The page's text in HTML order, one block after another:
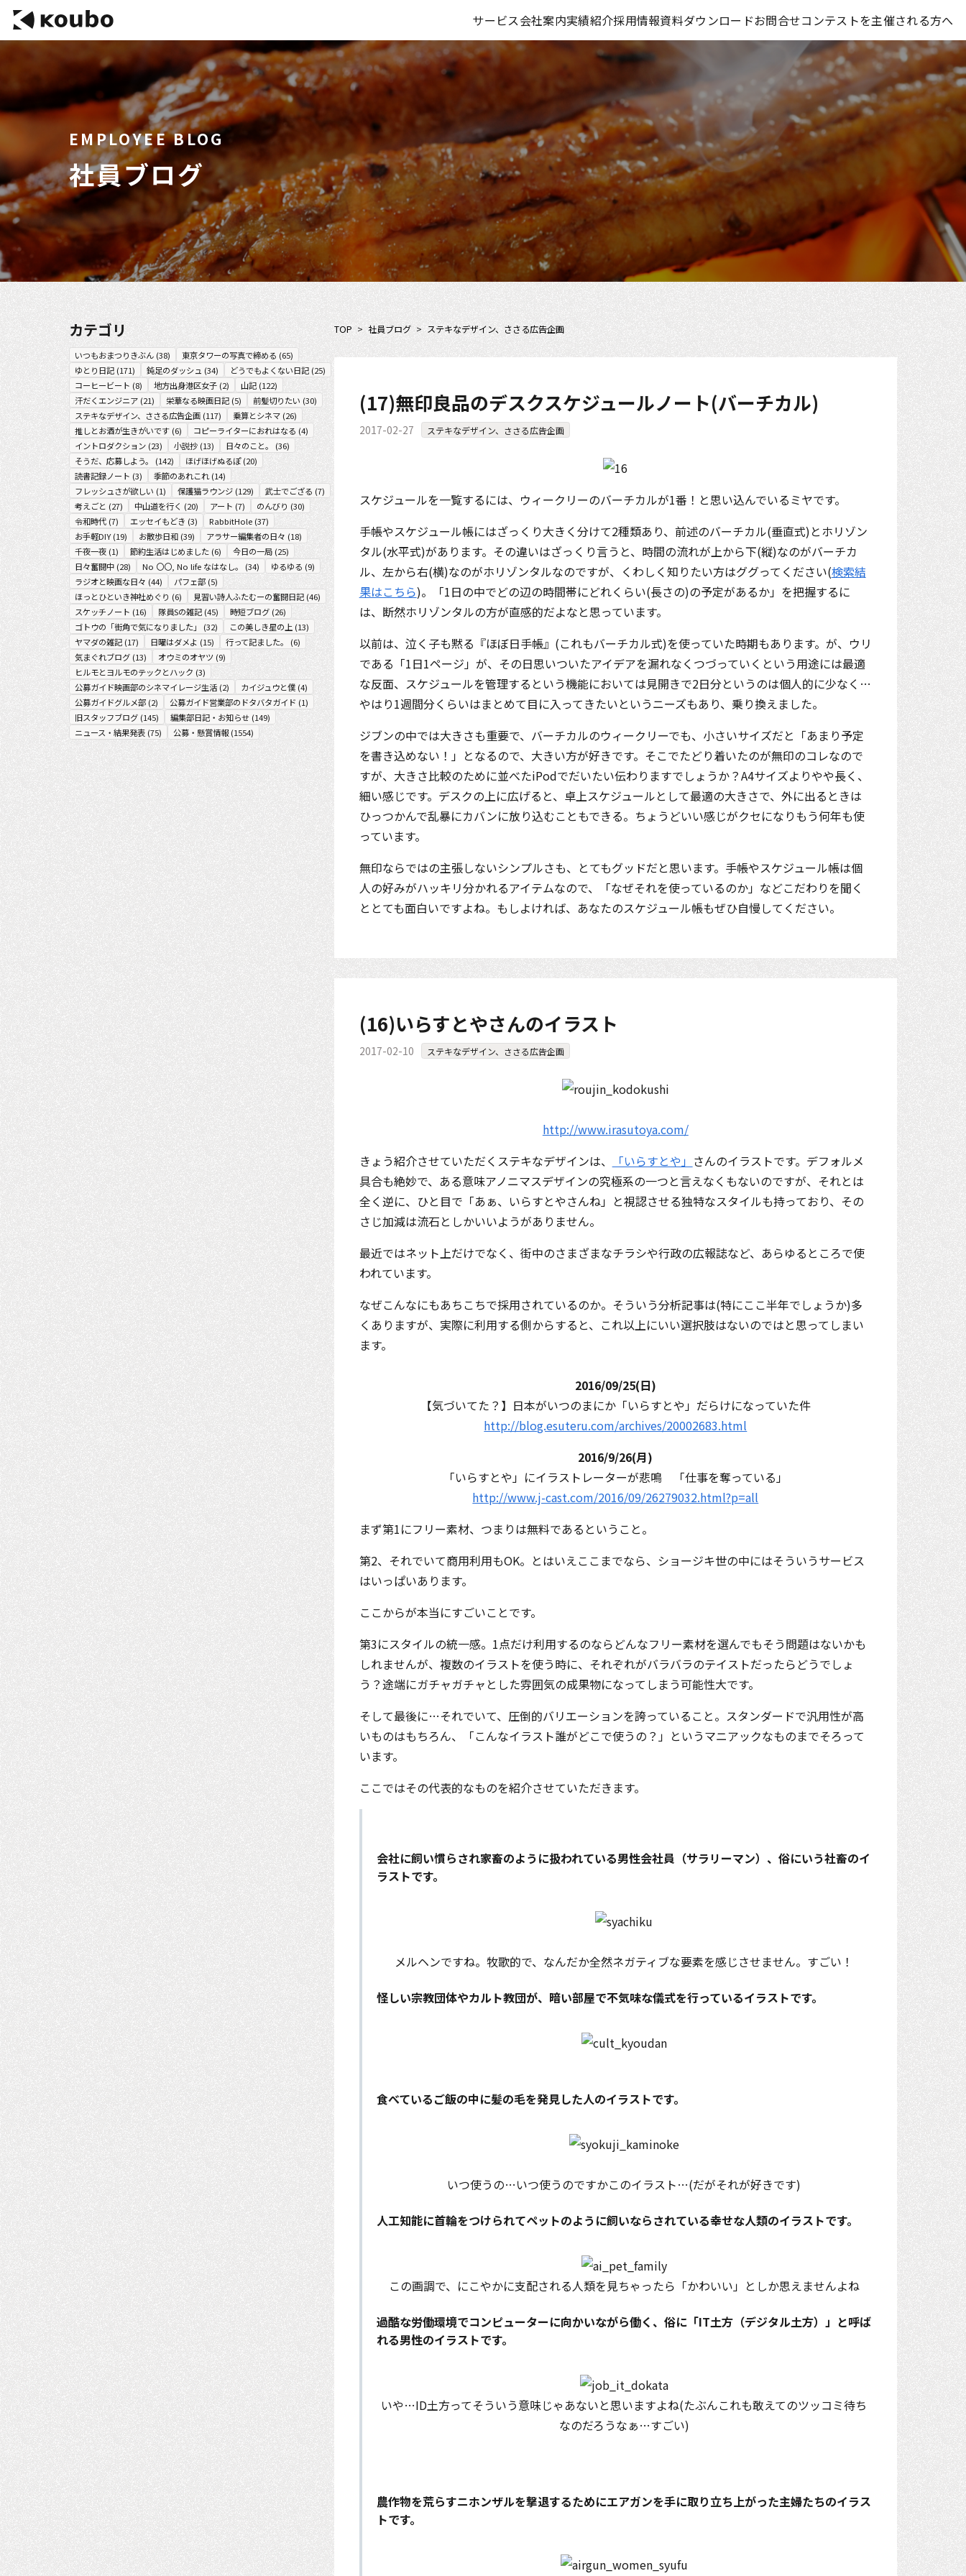
サービス会社案内実績紹介採用情報資料ダウンロードお問合せコンテストを主催される方へ
EMPLOYEE BLOG
社員ブログ
カテゴリ
いつもおまつりきぶん(38) 東京タワーの写真で締める (65)
ゆとり日記(171) 鈍足のダッシュ (34) どうでもよくない日記(25)
コーヒービート (8) 地方出身港区女子(2) 山記(122)
汗だくエンジニア(21) 栄華なる映画日記(5) 前髪切りたい (30)
ステキなデザイン、ささる広告企画(117) 乗算とシネマ(26)
推しとお酒が生きがいです(6) コピーライターにおれはなる (4)
イントロダクション(23) 小説抄(13) 日々のこと。 (36)
そうだ、応募しよう。
(142) ほげほげぬるぽ(20)
読書記録ノート (3) 季節のあれこれ(14)
フレッシュさが欲しい (1) 保護猫ラウンジ(129) 武士でござる (7)
考えごと (27) 中山道を行く (20) アート (7) のんびり (30)
令和時代(7) エッセイもどき (3) RabbitHole(37)
お手軽DIY(19) お散歩日和(39) アラサー編集者の日々 (18)
千夜一夜(1) 節約生活はじめました(6) 今日の一局(25)
日々奮闘中(28) No 〇〇, No life なはなし。 (34) ゆるゆる (9)
ラジオと映画な日々 (44) パフェ部(5)
ほっとひといき神社めぐり (6) 見習い詩人ふたむーの奮闘日記(46)
スケッチノート (16) 隊員Sの雑記(45) 時短ブログ(26)
ゴトウの「街角で気になりました」
(32) この美しき星の上 (13)
ヤマダの雑記(17) 日曜はダメよ (15) 行って記ました。 (6)
気まぐれブログ(13) オウミのオヤツ (9)
ヒルモとヨルモのテックとハック (3)
公募ガイド映画部のシネマイレージ生活(2) カイジュウと僕(4)
公募ガイドグルメ部(2) 公募ガイド営業部のドタバタガイド (1)
旧スタッフブログ(145) 編集部日記・お知らせ(149)
ニュース・結果発表(75) 公募・懸賞情報(1554)
TOP > 社員ブログ > ステキなデザイン、ささる広告企画
(17)無印良品のデスクスケジュールノート(バーチカル)
2017-02-27 ステキなデザイン、ささる広告企画
スケジュールを一覧するには、ウィークリーのバーチカルが1番！と思い込んでいるミヤです。
手帳やスケジュール帳にはざっくり大きく分けて2種類あり、前述のバーチカル(垂直式)とホリゾン
タル(水平式)があります。その違いはざっくり言うと、時間の流れが上から下(縦)なのがバーチカ
ル、左から右(横)なのがホリゾンタルなのですが、くわしく知りたい方はググってください(検索結
果はこちら)。「1日の中でどの辺の時間帯にどれくらい(長さの)の予定があるか」を把握するに
は、断然ホリゾンタルの方が直感的だよなと思っています。
以前は、泣く子も黙る『ほぼ日手帳』(これもバーチカル式)を使っていた時期もあります。が、ウリ
である「1日1ページ」が、その日思いついたアイデアを漏れなくつづっていくという用途には最適
な反面、スケジュールを管理するという機能においては見開きで2日分というのは個人的に少なく…
やはり1週間分くらいはまとめて目に入ってきたいというニーズもあり、乗り換えました。
ジブンの中では大きさも重要で、バーチカルのウィークリーでも、小さいサイズだと「あまり予定
を書き込めない！」となるので、大きい方が好きです。そこでたどり着いたのが無印のコレなので
すが、大きさ比較のために並べたiPodでだいたい伝わりますでしょうか？A4サイズよりやや長く、
細い感じです。デスクの上に広げると、卓上スケジュールとして最適の大きさで、外に出るときは
ひっつかんで乱暴にカバンに放り込むこともできる。ちょうどいい感じがクセになりもう何年も使
っています。
無印ならではの主張しないシンプルさも、とてもグッドだと思います。手帳やスケジュール帳は個
人の好みがハッキリ分かれるアイテムなので、「なぜそれを使っているのか」などこだわりを聞く
ととても面白いですよね。もしよければ、あなたのスケジュール帳もぜひ自慢してください。
(16)いらすとやさんのイラスト
2017-02-10 ステキなデザイン、ささる広告企画
http://www.irasutoya.com/
きょう紹介させていただくステキなデザインは、
「いらすとや」 さんのイラストです。デフォルメ
具合も絶妙で、ある意味アノニマスデザインの究極系の一つと言えなくもないのですが、それとは
全く逆に、ひと目で「あぁ、いらすとやさんね」と視認させる独特なスタイルも持っており、その
さじ加減は流石としかいいようがありません。
最近ではネット上だけでなく、街中のさまざまなチラシや行政の広報誌など、あらゆるところで使
われています。
なぜこんなにもあちこちで採用されているのか。そういう分析記事は(特にここ半年でしょうか)多
くありますが、実際に利用する側からすると、これ以上にいい選択肢はないのではと思ってしまい
ます。
2016/09/25(日)
【気づいてた？】日本がいつのまにか「いらすとや」だらけになっていた件
http://blog.esuteru.com/archives/20002683.html
2016/9/26(月)
「いらすとや」にイラストレーターが悲鳴 「仕事を奪っている」
http://www.j-cast.com/2016/09/26279032.html?p=all
まず第1にフリー素材、つまりは無料であるということ。
第2、それでいて商用利用もOK。とはいえここまでなら、ショージキ世の中にはそういうサービス
はいっぱいあります。
ここからが本当にすごいことです。
第3にスタイルの統一感。1点だけ利用するのならどんなフリー素材を選んでもそう問題はないかも
しれませんが、複数のイラストを使う時に、それぞれがバラバラのテイストだったらどうでしょ
う？途端にガチャガチャとした雰囲気の成果物になってしまう可能性大です。
そして最後に…それでいて、圧倒的バリエーションを誇っていること。スタンダードで汎用性が高
いものはもちろん、「こんなイラスト誰がどこで使うの？」というマニアックなものまでそろって
います。
ここではその代表的なものを紹介させていただきます。
会社に飼い慣らされ家畜のように扱われている男性会社員（サラリーマン）、俗にいう社畜のイ
ラストです。
メルヘンですね。牧歌的で、なんだか全然ネガティブな要素を感じさせません。すごい！
怪しい宗教団体やカルト教団が、暗い部屋で不気味な儀式を行っているイラストです。
食べているご飯の中に髪の毛を発見した人のイラストです。
いつ使うの…いつ使うのですかこのイラスト…(だがそれが好きです)
人工知能に首輪をつけられてペットのように飼いならされている幸せな人類のイラストです。
この画調で、にこやかに支配される人類を見ちゃったら「かわいい」としか思えませんよね
過酷な労働環境でコンピューターに向かいながら働く、俗に「IT土方（デジタル土方）」と呼ば
れる男性のイラストです。
いや…ID土方ってそういう意味じゃあないと思いますよね(たぶんこれも敢えてのツッコミ待ち
なのだろうなぁ…すごい)
農作物を荒らすニホンザルを撃退するためにエアガンを手に取り立ち上がった主婦たちのイラス
トです。